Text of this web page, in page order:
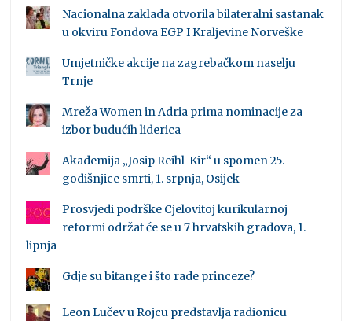
Nacionalna zaklada otvorila bilateralni sastanak
u okviru Fondova EGP I Kraljevine Norveške
Umjetničke akcije na zagrebačkom naselju
Trnje
Mreža Women in Adria prima nominacije za
izbor budućih liderica
Akademija „Josip Reihl-Kir“ u spomen 25.
godišnjice smrti, 1. srpnja, Osijek
Prosvjedi podrške Cjelovitoj kurikularnoj
reformi održat će se u 7 hrvatskih gradova, 1.
lipnja
Gdje su bitange i što rade princeze?
Leon Lučev u Rojcu predstavlja radionicu